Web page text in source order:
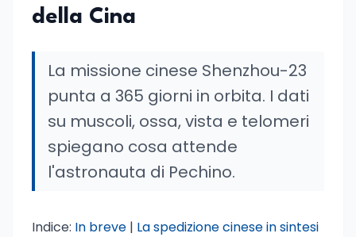
della Cina
La missione cinese Shenzhou-23
punta a 365 giorni in orbita. I dati
su muscoli, ossa, vista e telomeri
spiegano cosa attende
l'astronauta di Pechino.
Indice: In breve | La spedizione cinese in sintesi